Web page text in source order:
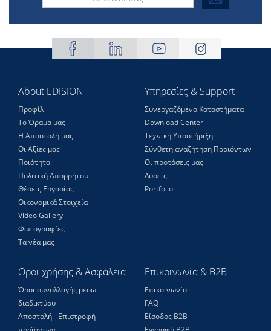
About EDISION
Προφίλ
Το Όραμα μας
Η Αποστολή μας
Οι Αξίες μας
Ποιότητα
Πολιτική Απορρήτου
Θέσεις Eργασίας
Οικονομικά Στοιχεία
Video Gallery
Φωτογραφίες
Τα νέα μας
Υπηρεσίες & Support
Συνεργαζόμενα Καταστήματα
Download Center
Τεχνική Υποστήριξη
Σύνθετη αναζήτηση Προϊόντων
Οι προτάσεις μας
Λύσεις
Portfolio
Οροι χρήσης & Ασφάλεια
Όροι συναλλαγής μέσω
διαδικτύου
Αποστολή - Επιστροφή
Επικοινωνία & B2B
Επικοινωνία
FAQ
Είσοδος Β2Β